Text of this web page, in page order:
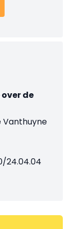
de
Vanthuyne
24.04.04